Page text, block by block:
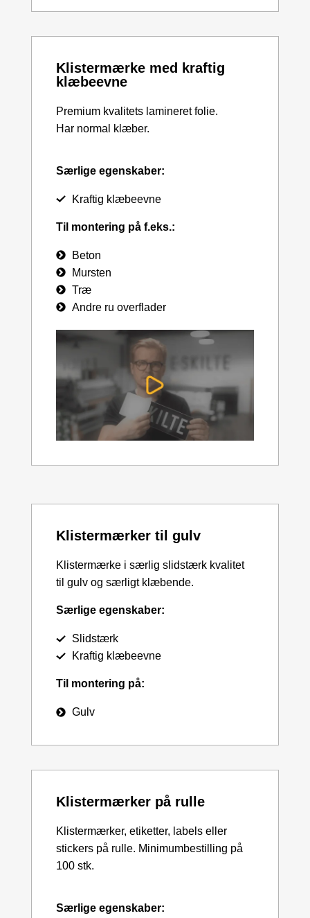
Klistermærke med kraftig
klæbeevne
Premium kvalitets lamineret folie.
Har normal klæber.
Særlige egenskaber:
Kraftig klæbeevne
Til montering på f.eks.:
Beton
Mursten
Træ
Andre ru overflader
Klistermærker til gulv
Klistermærke i særlig slidstærk kvalitet
til gulv og særligt klæbende.
Særlige egenskaber:
Slidstærk
Kraftig klæbeevne
Til montering på:
Gulv
Klistermærker på rulle
Klistermærker, etiketter, labels eller
stickers på rulle. Minimumbestilling på
100 stk.
Særlige egenskaber: